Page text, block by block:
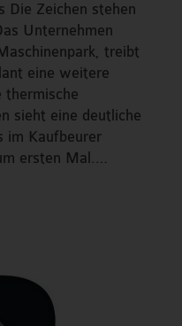
Die Zeichen stehen
Unternehmen
treibt
eine weitere
thermische
sieht eine deutliche
im Kaufbeurer
ersten Mal.…